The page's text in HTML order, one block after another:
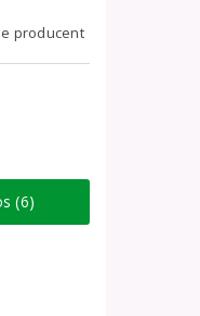
producent
(6)